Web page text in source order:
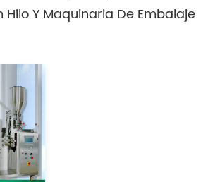
Hilo Y Maquinaria De Embalaje